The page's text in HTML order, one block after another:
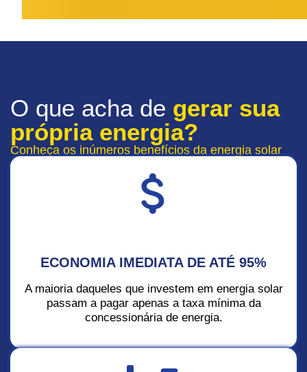
O que acha de gerar sua
própria energia?
Conheça os inúmeros benefícios da energia solar
ECONOMIA IMEDIATA DE ATÉ 95%
A maioria daqueles que investem em energia solar
passam a pagar apenas a taxa mínima da
concessionária de energia.